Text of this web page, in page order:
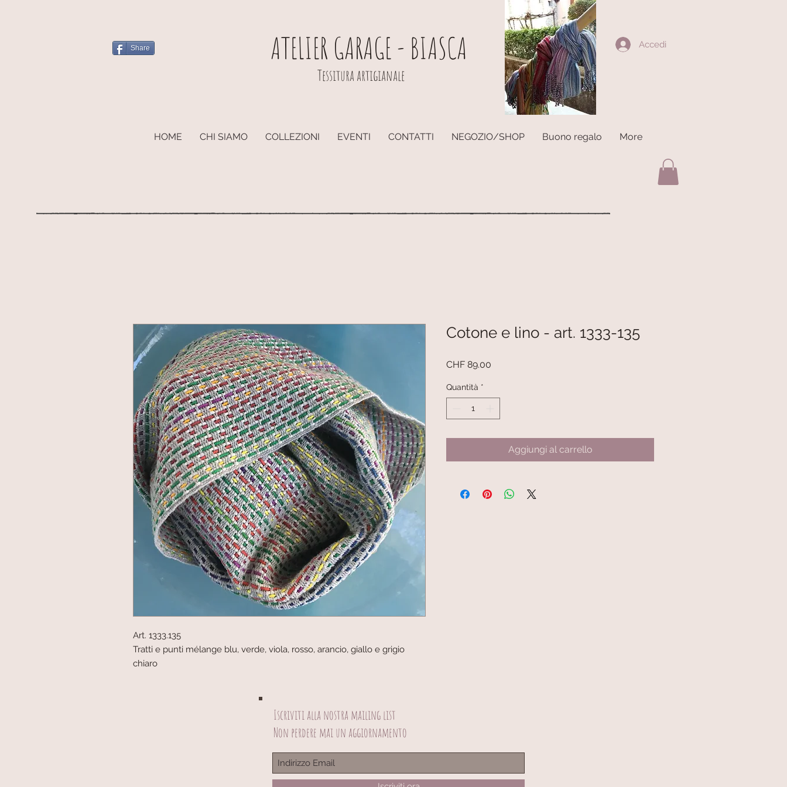
Share ATELIER GARAGE - BIASCA
Tessitura artigianale
Accedi
HOME CHI SIAMO COLLEZIONI EVENTI CONTATTI NEGOZIO/SHOP Buono regalo More
Art. 1333.135
Tratti e punti mélange blu, verde, viola, rosso, arancio, giallo e grigio
chiaro
Cotone e lino - art. 1333-135
CHF 89.00
Quantità *
Aggiungi al carrello
© 2023 by Scarves Wraps. Proudly created with
Iscriviti alla nostra mailing list
Non perdere mai un aggiornamento